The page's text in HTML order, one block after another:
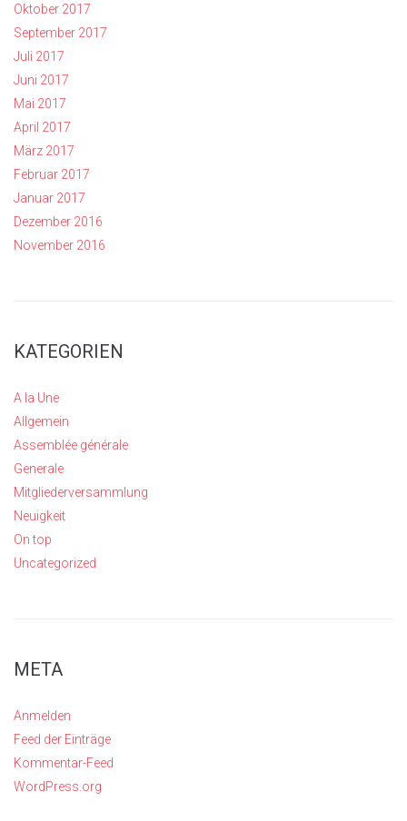
Oktober 2017
September 2017
Juli 2017
Juni 2017
Mai 2017
April 2017
März 2017
Februar 2017
Januar 2017
Dezember 2016
November 2016
KATEGORIEN
A la Une
Allgemein
Assemblée générale
Generale
Mitgliederversammlung
Neuigkeit
On top
Uncategorized
META
Anmelden
Feed der Einträge
Kommentar-Feed
WordPress.org